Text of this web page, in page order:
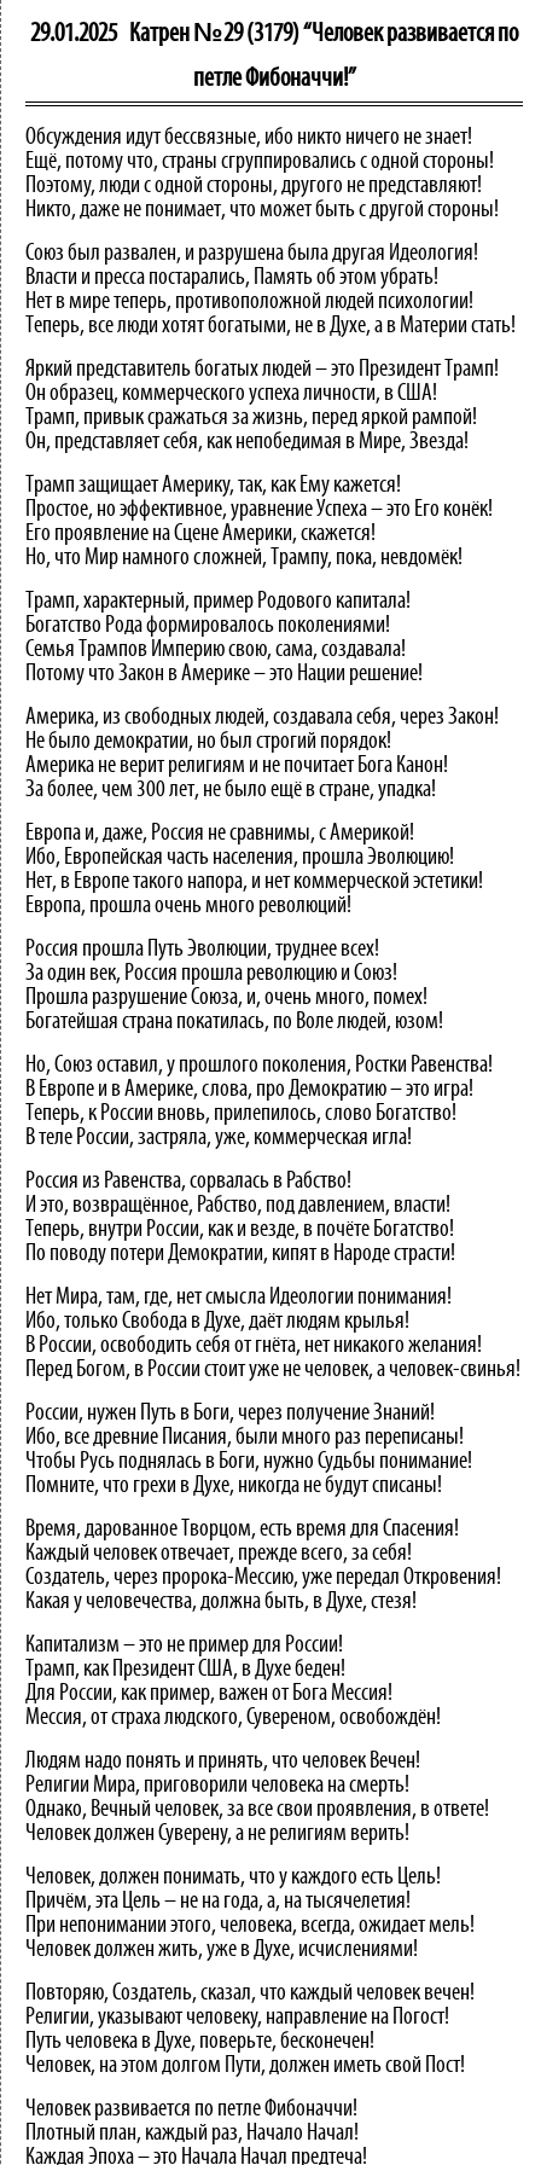
29.01.2025 Катрен №29 (3179) “Человек развивается по
петле Фибоначчи!”
Обсуждения идут бессвязные, ибо никто ничего не знает!
Ещё, потому что, страны сгруппировались с одной стороны!
Поэтому, люди с одной стороны, другого не представляют!
Никто, даже не понимает, что может быть с другой стороны!
Союз был развален, и разрушена была другая Идеология!
Власти и пресса постарались, Память об этом убрать!
Нет в мире теперь, противоположной людей психологии!
Теперь, все люди хотят богатыми, не в Духе, а в Материи стать!
Яркий представитель богатых людей – это Президент Трамп!
Он образец, коммерческого успеха личности, в США!
Трамп, привык сражаться за жизнь, перед яркой рампой!
Он, представляет себя, как непобедимая в Мире, Звезда!
Трамп защищает Америку, так, как Ему кажется!
Простое, но эффективное, уравнение Успеха – это Его конёк!
Его проявление на Сцене Америки, скажется!
Но, что Мир намного сложней, Трампу, пока, невдомёк!
Трамп, характерный, пример Родового капитала!
Богатство Рода формировалось поколениями!
Семья Трампов Империю свою, сама, создавала!
Потому что Закон в Америке – это Нации решение!
Америка, из свободных людей, создавала себя, через Закон!
Не было демократии, но был строгий порядок!
Америка не верит религиям и не почитает Бога Канон!
За более, чем 300 лет, не было ещё в стране, упадка!
Европа и, даже, Россия не сравнимы, с Америкой!
Ибо, Европейская часть населения, прошла Эволюцию!
Нет, в Европе такого напора, и нет коммерческой эстетики!
Европа, прошла очень много революций!
Россия прошла Путь Эволюции, труднее всех!
За один век, Россия прошла революцию и Союз!
Прошла разрушение Союза, и, очень много, помех!
Богатейшая страна покатилась, по Воле людей, юзом!
Но, Союз оставил, у прошлого поколения, Ростки Равенства!
В Европе и в Америке, слова, про Демократию – это игра!
Теперь, к России вновь, прилепилось, слово Богатство!
В теле России, застряла, уже, коммерческая игла!
Россия из Равенства, сорвалась в Рабство!
И это, возвращённое, Рабство, под давлением, власти!
Теперь, внутри России, как и везде, в почёте Богатство!
По поводу потери Демократии, кипят в Народе страсти!
Нет Мира, там, где, нет смысла Идеологии понимания!
Ибо, только Свобода в Духе, даёт людям крылья!
В России, освободить себя от гнёта, нет никакого желания!
Перед Богом, в России стоит уже не человек, а человек-свинья!
России, нужен Путь в Боги, через получение Знаний!
Ибо, все древние Писания, были много раз переписаны!
Чтобы Русь поднялась в Боги, нужно Судьбы понимание!
Помните, что грехи в Духе, никогда не будут списаны!
Время, дарованное Творцом, есть время для Спасения!
Каждый человек отвечает, прежде всего, за себя!
Создатель, через пророка-Мессию, уже передал Откровения!
Какая у человечества, должна быть, в Духе, стезя!
Капитализм – это не пример для России!
Трамп, как Президент США, в Духе беден!
Для России, как пример, важен от Бога Мессия!
Мессия, от страха людского, Сувереном, освобождён!
Людям надо понять и принять, что человек Вечен!
Религии Мира, приговорили человека на смерть!
Однако, Вечный человек, за все свои проявления, в ответе!
Человек должен Суверену, а не религиям верить!
Человек, должен понимать, что у каждого есть Цель!
Причём, эта Цель – не на года, а, на тысячелетия!
При непонимании этого, человека, всегда, ожидает мель!
Человек должен жить, уже в Духе, исчислениями!
Повторяю, Создатель, сказал, что каждый человек вечен!
Религии, указывают человеку, направление на Погост!
Путь человека в Духе, поверьте, бесконечен!
Человек, на этом долгом Пути, должен иметь свой Пост!
Человек развивается по петле Фибоначчи!
Плотный план, каждый раз, Начало Начал!
Каждая Эпоха – это Начала Начал предтеча!